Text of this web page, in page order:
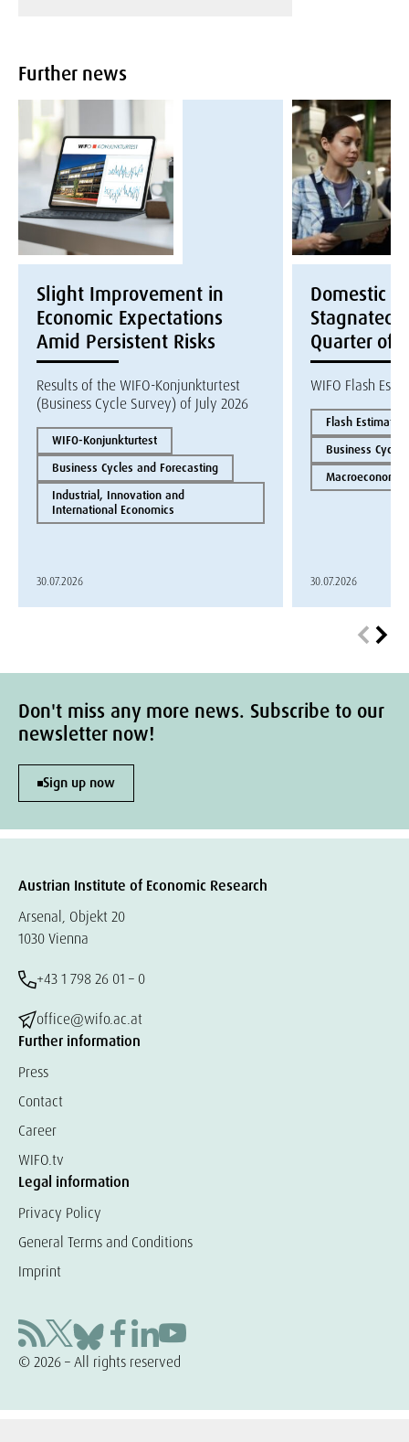
Further news
Slight Improvement in
Economic Expectations
Amid Persistent Risks
Results of the WIFO-Konjunkturtest
(Business Cycle Survey) of July 2026
WIFO-Konjunkturtest
Business Cycles and Forecasting
Industrial, Innovation and
International Economics
30.07.2026
Domestic
Stagnated
Quarter of
WIFO Flash
Flash Estimate
Business
30.07.2026
Don't miss any more news. Subscribe to our
newsletter now!
Sign up now
Austrian Institute of Economic Research
Arsenal, Objekt 20
1030 Vienna
+43 1 798 26 01 – 0
office@wifo.ac.at
Further information
Press
Contact
Career
WIFO.tv
Legal information
Privacy Policy
General Terms and Conditions
Imprint
© 2026 – All rights reserved